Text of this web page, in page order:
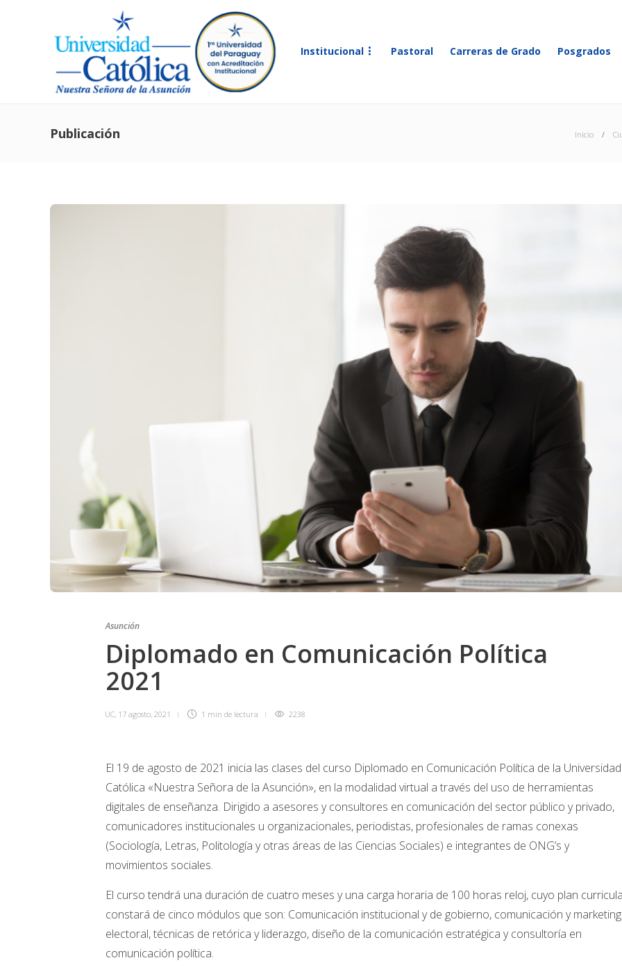
Institucional Pastoral Carreras de Grado Posgrados
Publicación Inicio
Asunción
Diplomado en Comunicación Política
2021
UC, 17 agosto, 2021 1 min de lectura 2238
El 19 de agosto de 2021 inicia las clases del curso Diplomado en Comunicación Política de la Universidad
Católica «Nuestra Señora de la Asunción», en la modalidad virtual a través del uso de herramientas
digitales de enseñanza. Dirigido a asesores y consultores en comunicación del sector público y privado,
comunicadores institucionales u organizacionales, periodistas, profesionales de ramas conexas
(Sociología, Letras, Politología y otras áreas de las Ciencias Sociales) e integrantes de ONG’s y
movimientos sociales.
El curso tendrá una duración de cuatro meses y una carga horaria de 100 horas reloj, cuyo plan
constará de cinco módulos que son: Comunicación institucional y de gobierno, comunicación y marketing
electoral, técnicas de retórica y liderazgo, diseño de la comunicación estratégica y consultoría en
comunicación política.